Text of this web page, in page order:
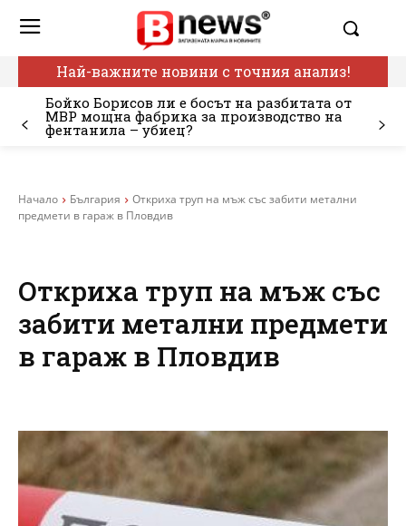
Най-важните новини с точния анализ!
Бойко Борисов ли е босът на разбитата от
МВР мощна фабрика за производство на
фентанила – убиец?
Начало България
Откриха труп на мъж със забити метални
предмети в гараж в Пловдив
Откриха труп на мъж със
забити метални предмети
в гараж в Пловдив